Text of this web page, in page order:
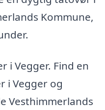
Kommune,
i Vegger. Find en
i Vegger og
Vesthimmerlands